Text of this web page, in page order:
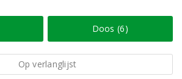
Doos (6)
Op verlanglijst